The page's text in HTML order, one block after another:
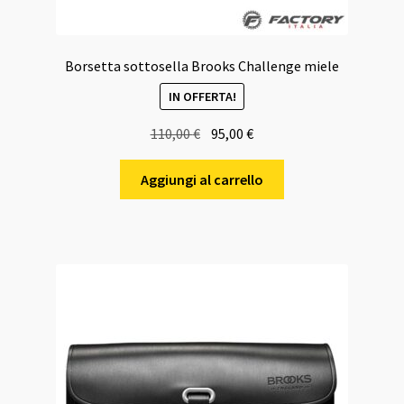
Borsetta sottosella Brooks Challenge miele
IN OFFERTA!
110,00€
originale
era:
95,00€Il
attuale
è:
Aggiungi al carrello